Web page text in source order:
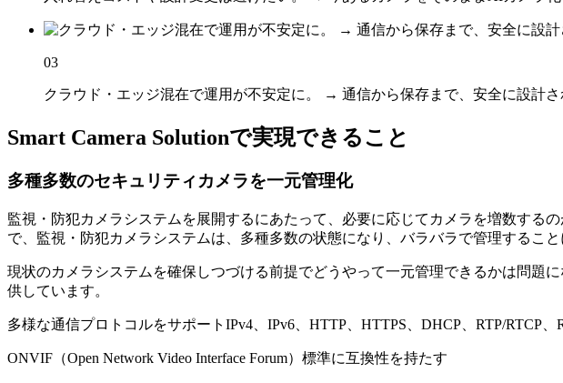
03
クラウド・エッジ混在で運用が不安定に。 → 通信から保存まで、安全に設計さ
Smart Camera Solutionで実現できること
多種多数のセキュリティカメラを一元管理化
監視・防犯カメラシステムを展開するにあたって、必要に応じてカメラを増数する
で、監視・防犯カメラシステムは、多種多数の状態になり、バラバラで管理するこ
現状のカメラシステムを確保しつづける前提でどうやって一元管理できるかは問題
供しています。
多様な通信プロトコルをサポートIPv4、IPv6、HTTP、HTTPS、DHCP、RTP/RTCP、
ONVIF（Open Network Video Interface Forum）標準に互換性を持たす